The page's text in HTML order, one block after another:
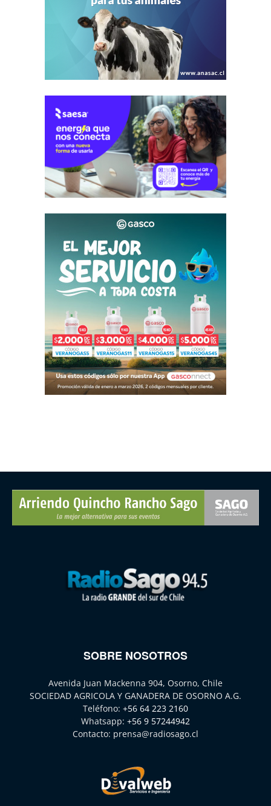
SOBRE NOSOTROS
Avenida Juan Mackenna 904, Osorno, Chile
SOCIEDAD AGRICOLA Y GANADERA DE OSORNO A.G.
Teléfono: +56 64 223 2160
Whatsapp: +56 9 57244942
Contacto: prensa@radiosago.cl